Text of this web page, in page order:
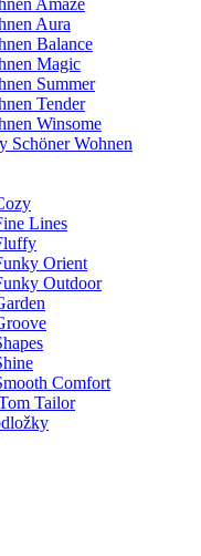
Aura
Balance
Magic
Summer
Tender
Winsome
Schöner Wohnen
Lines
Orient
Outdoor
Comfort
Tailor